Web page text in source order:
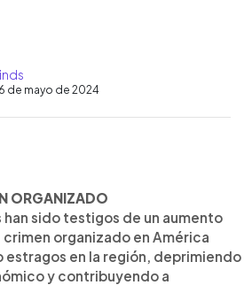
de mayo de 2024
ORGANIZADO
han sido testigos de un aumento
organizado en América
estragos en la región, deprimiendo
y contribuyendo a